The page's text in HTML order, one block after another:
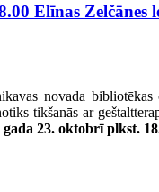
Elīnas Zelčānes
novada
tikšanās ar
gada 23. oktobrī plkst.